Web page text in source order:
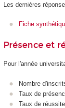
Les dernières
Fiche
Présence et
Pour l'année
Nombre
Taux de
Taux de